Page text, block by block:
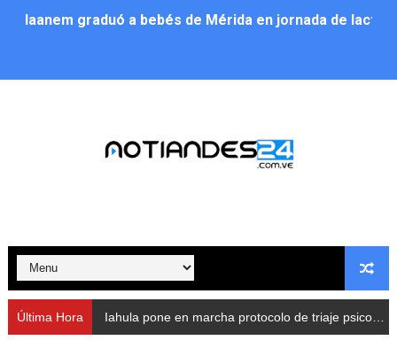
Iaanem graduó a bebés de Mérida en jornada de
Alcalde Nelson Álvarez llevó jornada recreativa a la
Nevado Gas optimiza servicio residencial en la
Balance semestral impulsa inclusión y atención a
Plan Vacacional Comunitario “Ríe 2026” recorre las
Última Hora Iahula pone en marcha protocolo de triaje psicosocial para atender a rescatistas